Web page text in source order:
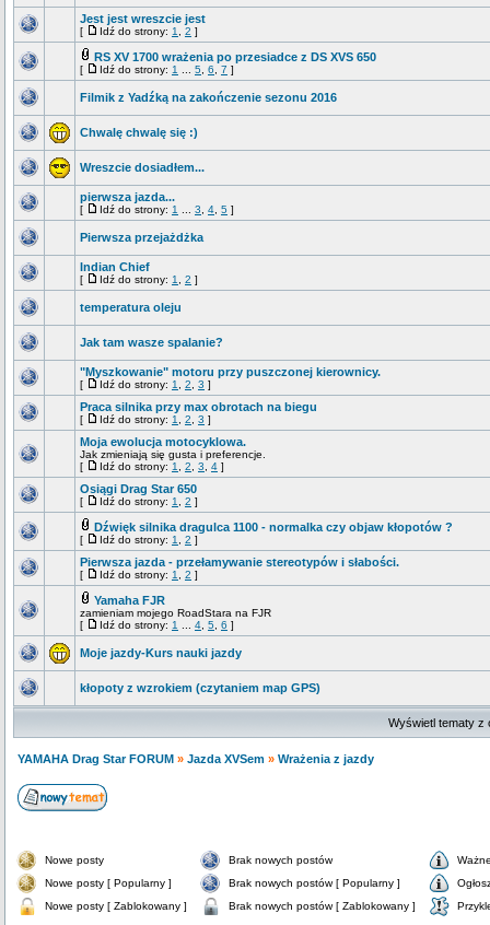
Jest jest wreszcie jest
[ Idź do strony: 1 2 ]
RS XV 1700 wrażenia po przesiadce z DS XVS 650
[ Idź do strony: 1 5 6 7 ]
Filmik z Yadźką na zakończenie sezonu 2016
Chwalę chwalę się :)
Wreszcie dosiadłem...
pierwsza jazda...
[ Idź do strony: 1 3 4 5 ]
Pierwsza przejażdżka
Indian Chief
[ Idź do strony: 1 2 ]
temperatura oleju
Jak tam wasze spalanie?
"Myszkowanie" motoru przy puszczonej kierownicy.
[ Idź do strony: 1 2 3 ]
Praca silnika przy max obrotach na biegu
[ Idź do strony: 1 2 3 ]
Moja ewolucja motocyklowa.
Jak zmieniają się gusta i preferencje.
[
Idź do strony: 1 2 3 4 ]
Osiągi Drag Star 650
[ Idź do strony: 1 2 ]
Dźwięk silnika dragulca 1100 - normalka czy objaw kłopotów ?
[ Idź do strony: 1 2 ]
Pierwsza jazda - przełamywanie stereotypów i słabości.
[ Idź do strony: 1 2 ]
Yamaha FJR
zamieniam mojego RoadStara na FJR
[
Idź do strony: 1 4 5 6 ]
Moje jazdy-Kurs nauki jazdy
kłopoty z wzrokiem (czytaniem map GPS)
Wyświetl tematy z
YAMAHA Drag Star FORUM » Jazda XVSem » Wrażenia z jazdy
Nowe posty Brak nowych postów
Nowe posty [ Popularny ]
Brak nowych postów [ Popularny ]
Nowe posty [ Zablokowany ]
Brak nowych postów [ Zablokowany ]